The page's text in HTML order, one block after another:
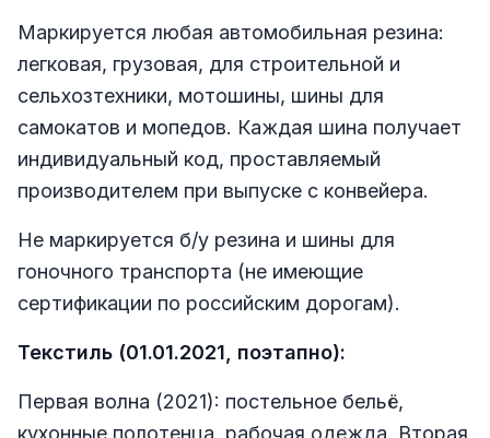
Маркируется любая автомобильная резина:
легковая, грузовая, для строительной и
сельхозтехники, мотошины, шины для
самокатов и мопедов. Каждая шина получает
индивидуальный код, проставляемый
производителем при выпуске с конвейера.
Не маркируется б/у резина и шины для
гоночного транспорта (не имеющие
сертификации по российским дорогам).
Текстиль (01.01.2021, поэтапно):
Первая волна (2021): постельное бельё,
кухонные полотенца, рабочая одежда. Вторая